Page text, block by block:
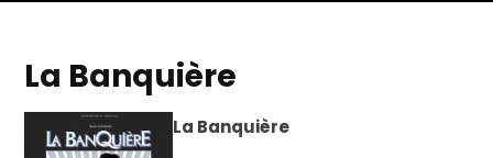
La Banquière
La Banquière